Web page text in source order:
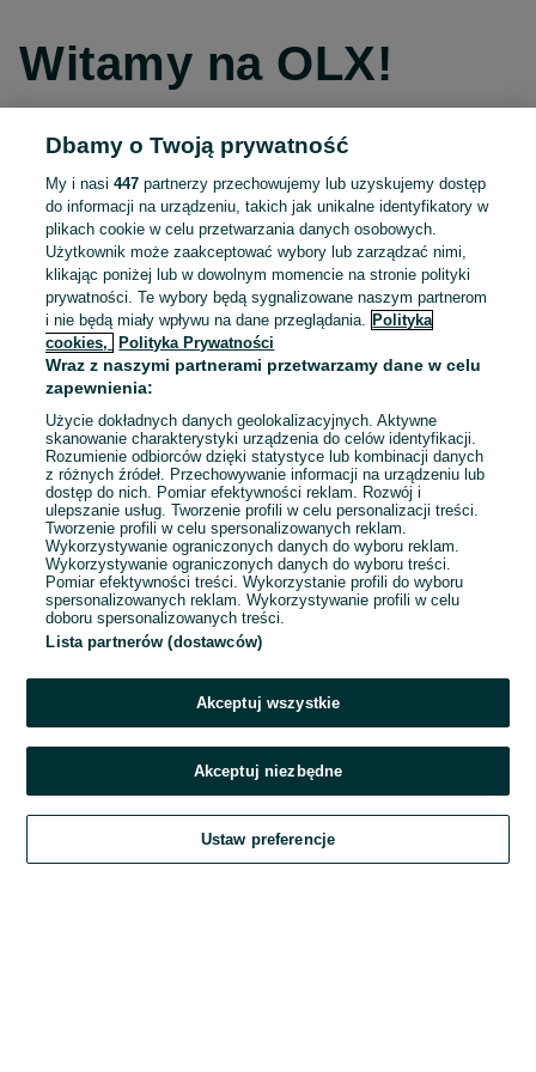
Witamy na OLX!
Kontynuuj przez Facebooka
Kontynuuj przez konto Apple
Kontynuuj przez konto Google
LUB
E-mail
Hasło
Zaloguj się
Kontynuując za pośrednictwem jednego z dostawców wskazanych powyżej,
OLX.pl w jego aktualnym brzmieniu.
Dbamy o Twoją prywatność
My i nasi447 partnerzy przechowujemy lub uzyskujemy dostęp
do informacji na urządzeniu, takich jak unikalne identyfikatory w
plikach cookie w celu przetwarzania danych osobowych.
Użytkownik może zaakceptować wybory lub zarządzać nimi,
klikając poniżej lub w dowolnym momencie na stronie polityki
prywatności. Te wybory będą sygnalizowane naszym partnerom
i nie będą miały wpływu na dane przeglądania.
Polityka
cookies,
Polityka Prywatności
Wraz z naszymi partnerami przetwarzamy dane w celu
zapewnienia:
Użycie dokładnych danych geolokalizacyjnych. Aktywne
skanowanie charakterystyki urządzenia do celów identyfikacji.
Rozumienie odbiorców dzięki statystyce lub kombinacji danych
z różnych źródeł. Przechowywanie informacji na urządzeniu lub
dostęp do nich. Pomiar efektywności reklam. Rozwój i
ulepszanie usług. Tworzenie profili w celu personalizacji treści.
Tworzenie profili w celu spersonalizowanych reklam.
Wykorzystywanie ograniczonych danych do wyboru reklam.
Wykorzystywanie ograniczonych danych do wyboru treści.
Pomiar efektywności treści. Wykorzystanie profili do wyboru
spersonalizowanych reklam. Wykorzystywanie profili w celu
doboru spersonalizowanych treści.
Lista partnerów (dostawców)
Akceptuj wszystkie
Akceptuj niezbędne
Ustaw preferencje